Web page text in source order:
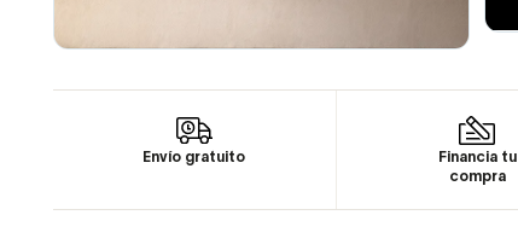
Envío gratuito
Financia tu
compra